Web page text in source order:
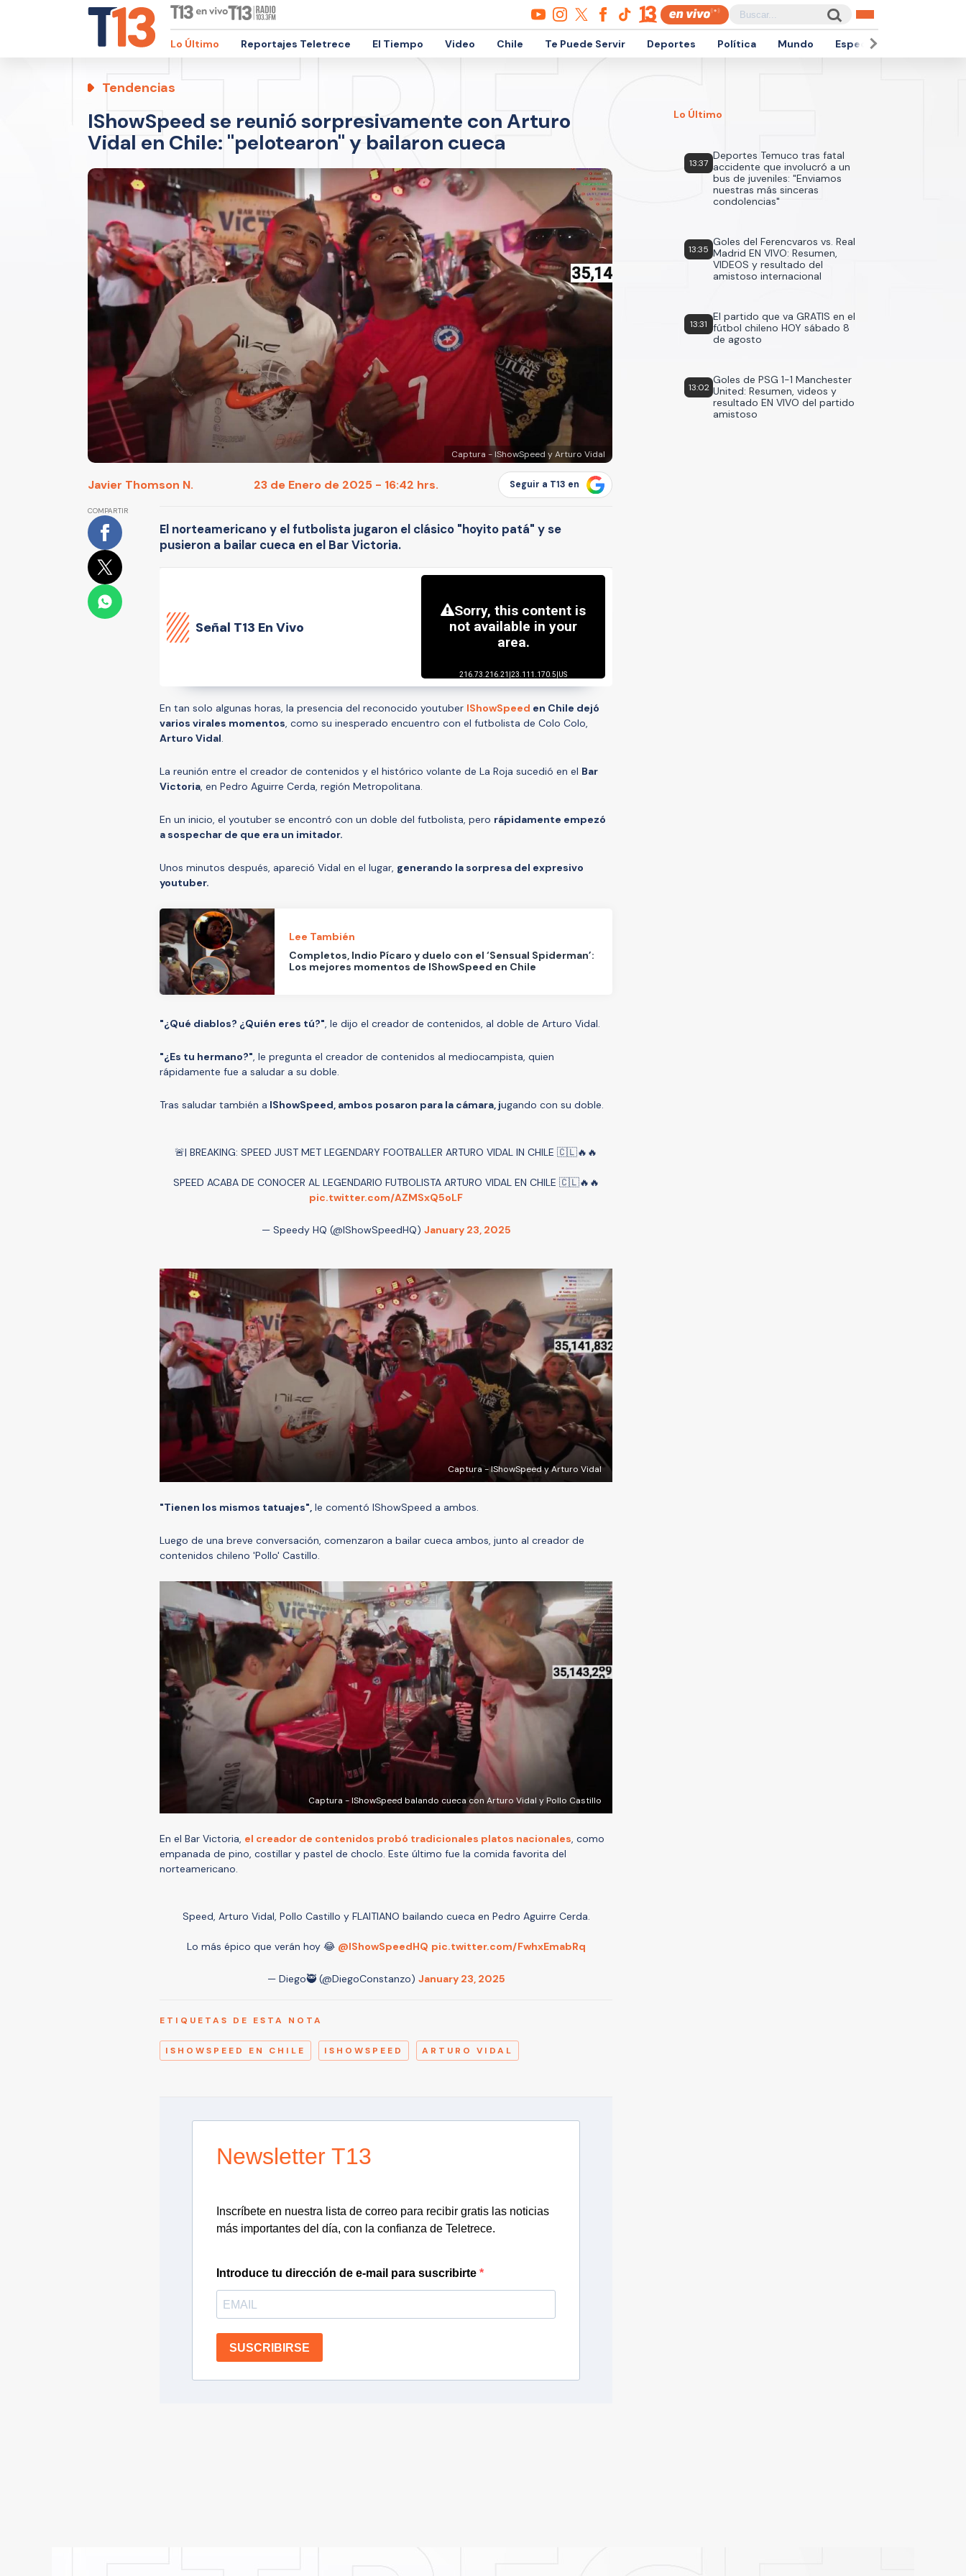
Lo Último Reportajes Teletrece El Tiempo Video Chile Te Puede Servir Deportes Política Mundo Espectáculos
Tendencias
IShowSpeed se reunió sorpresivamente con Arturo
Vidal en Chile: "pelotearon" y bailaron cueca
Captura - IShowSpeed y Arturo Vidal
Javier Thomson N. 23 de Enero de 2025 - 16:42 hrs. Seguir a T13 en
COMPARTIR
El norteamericano y el futbolista jugaron el clásico "hoyito patá" y se
pusieron a bailar cueca en el Bar Victoria.
Señal T13 En Vivo
En tan solo algunas horas, la presencia del reconocido youtuber IShowSpeed en Chile dejó
varios virales momentos, como su inesperado encuentro con el futbolista de Colo Colo,
Arturo Vidal.
La reunión entre el creador de contenidos y el histórico volante de La Roja sucedió en el Bar
Victoria, en Pedro Aguirre Cerda, región Metropolitana.
En un inicio, el youtuber se encontró con un doble del futbolista, pero rápidamente empezó
a sospechar de que era un imitador.
Unos minutos después, apareció Vidal en el lugar, generando la sorpresa del expresivo
youtuber.
Lee También
Completos, Indio Pícaro y duelo con el ‘Sensual Spiderman’:
Los mejores momentos de IShowSpeed en Chile
"¿Qué diablos? ¿Quién eres tú?", le dijo el creador de contenidos, al doble de Arturo Vidal.
"¿Es tu hermano?", le pregunta el creador de contenidos al mediocampista, quien
rápidamente fue a saludar a su doble.
Tras saludar también a IShowSpeed, ambos posaron para la cámara, jugando con su doble.
🚨| BREAKING: SPEED JUST MET LEGENDARY FOOTBALLER ARTURO VIDAL IN CHILE 🇨🇱🔥🔥
SPEED ACABA DE CONOCER AL LEGENDARIO FUTBOLISTA ARTURO VIDAL EN CHILE 🇨🇱🔥🔥
pic.twitter.com/AZMSxQ5oLF
— Speedy HQ (@IShowSpeedHQ) January 23, 2025
Captura - IShowSpeed y Arturo Vidal
"Tienen los mismos tatuajes", le comentó IShowSpeed a ambos.
Luego de una breve conversación, comenzaron a bailar cueca ambos, junto al creador de
contenidos chileno 'Pollo' Castillo.
Captura - IShowSpeed balando cueca con Arturo Vidal y Pollo Castillo
En el Bar Victoria, el creador de contenidos probó tradicionales platos nacionales, como
empanada de pino, costillar y pastel de choclo. Este último fue la comida favorita del
norteamericano.
Speed, Arturo Vidal, Pollo Castillo y FLAITIANO bailando cueca en Pedro Aguirre Cerda.
Lo más épico que verán hoy 😂 @IShowSpeedHQ pic.twitter.com/FwhxEmabRq
— Diego🥷 (@DiegoConstanzo) January 23, 2025
ETIQUETAS DE ESTA NOTA
ISHOWSPEED EN CHILE ISHOWSPEED ARTURO VIDAL
Newsletter T13
Inscríbete en nuestra lista de correo para recibir gratis las noticias
más importantes del día, con la confianza de Teletrece.
Introduce tu dirección de e-mail para suscribirte
SUSCRIBIRSE
Lo Último
13:37
Deportes Temuco tras fatal
accidente que involucró a un
bus de juveniles: "Enviamos
nuestras más sinceras
condolencias"
13:35
Goles del Ferencvaros vs. Real
Madrid EN VIVO: Resumen,
VIDEOS y resultado del
amistoso internacional
13:31
El partido que va GRATIS en el
fútbol chileno HOY sábado 8
de agosto
13:02
Goles de PSG 1-1 Manchester
United: Resumen, videos y
resultado EN VIVO del partido
amistoso